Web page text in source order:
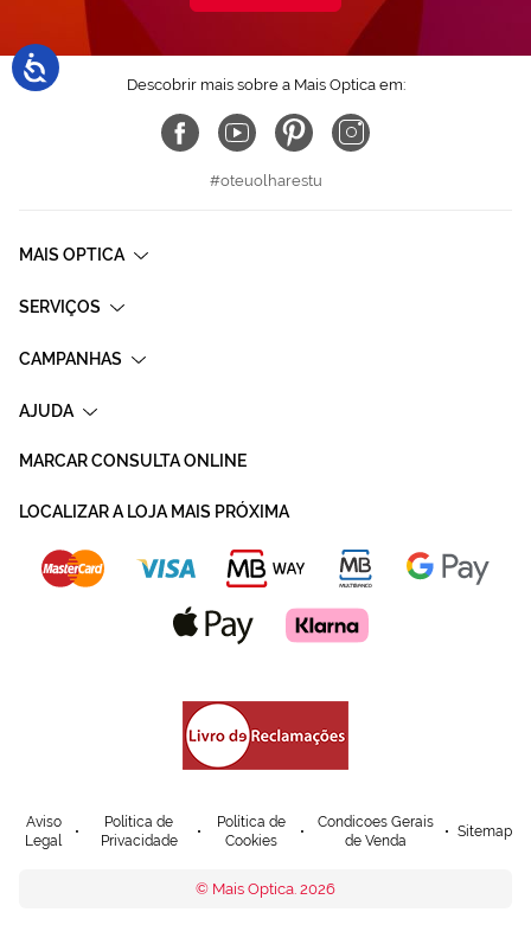
Descobrir mais sobre a Mais Optica em:
#oteuolharestu
MAIS OPTICA
SERVIÇOS
CAMPANHAS
AJUDA
MARCAR CONSULTA ONLINE
LOCALIZAR A LOJA MAIS PRÓXIMA
Aviso
Legal
Política de
Privacidade
Política de
Cookies
Condicoes Gerais
de Venda
Sitemap
© Mais Optica. 2026